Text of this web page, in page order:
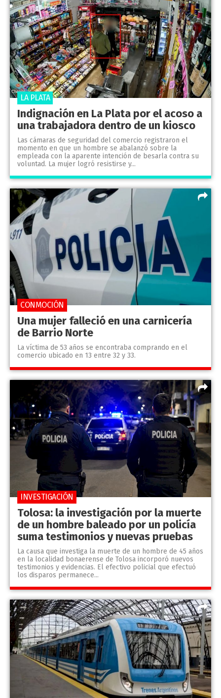
Indignación en La Plata por el acoso a
una trabajadora dentro de un kiosco
Las cámaras de seguridad del comercio registraron el
momento en que un hombre se abalanzó sobre la
empleada con la aparente intención de besarla contra su
voluntad. La mujer logró resistirse y...
LA PLATA
Una mujer falleció en una carnicería
de Barrio Norte
La víctima de 53 años se encontraba comprando en el
comercio ubicado en 13 entre 32 y 33.
CONMOCIÓN
Tolosa: la investigación por la muerte
de un hombre baleado por un policía
suma testimonios y nuevas pruebas
La causa que investiga la muerte de un hombre de 45 años
en la localidad bonaerense de Tolosa incorporó nuevos
testimonios y evidencias. El efectivo policial que efectuó
los disparos permanece...
INVESTIGACIÓN